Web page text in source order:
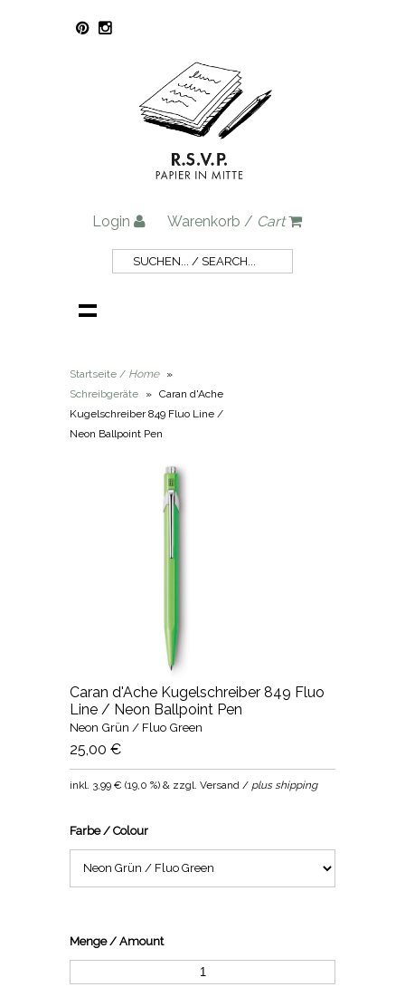
Login Warenkorb / Cart
Startseite / Home
»
Schreibgeräte
» Caran d'Ache
Kugelschreiber 849 Fluo Line /
Neon Ballpoint Pen
Caran d'Ache Kugelschreiber 849 Fluo
Line / Neon Ballpoint Pen
Neon Grün / Fluo Green
25,00 €
inkl. 3,99 € (19,0 %) & zzgl. Versand / plus shipping
Farbe / Colour
Menge / Amount